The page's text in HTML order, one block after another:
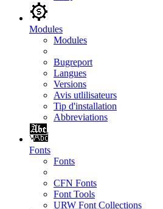
Modules
Modules
Bugreport
Langues
Versions
Avis utlilisateurs
Tip d'installation
Abbreviations
Fonts
Fonts
CFN Fonts
Font Tools
URW Font Collections